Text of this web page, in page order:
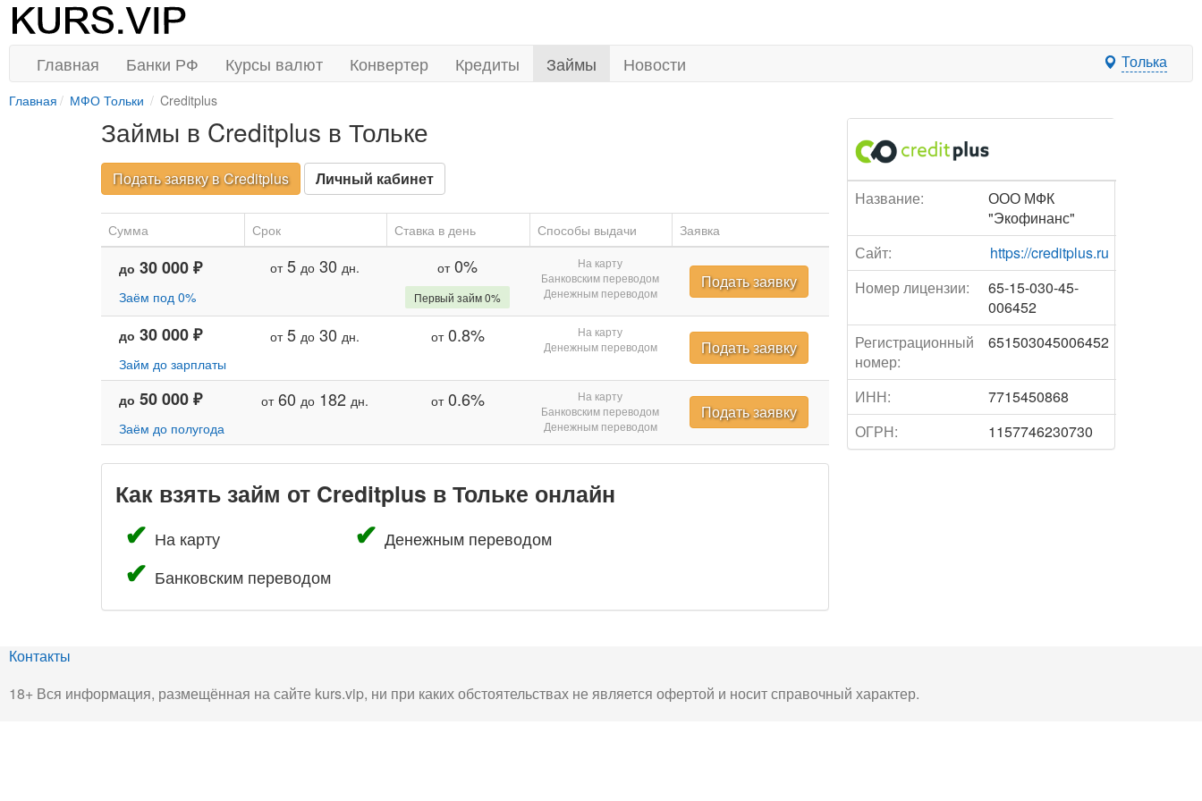
Главная Банки РФ Курсы валют Конвертер Кредиты Займы Новости Толька
Главная МФО Тольки Creditplus
Займы в Creditplus в Тольке
Подать заявку в Creditplus Личный кабинет
Сумма Срок Ставка в день Способы выдачи Заявка
до 30 000 ₽
Заём под 0%
от 5 до 30 дн. от0%
Первый займ 0%
На карту
Банковским переводом
Денежным переводом
Подать заявку
до 30 000 ₽
Займ до зарплаты
от 5 до 30 дн. от0.8%
На карту
Денежным переводом
Подать заявку
до 50 000 ₽
Заём до полугода
от 60 до 182 дн. от0.6%
На карту
Банковским переводом
Денежным переводом
Подать заявку
Как взять займ от Creditplus в Тольке онлайн
На карту
Банковским переводом
Денежным переводом
Название:
ООО МФК
"Экофинанс"
Сайт:
https://creditplus.ru
Номер лицензии:
65-15-030-45-
006452
Регистрационный
номер:
651503045006452
ИНН:
7715450868
ОГРН:
1157746230730
Контакты
18+ Вся информация, размещённая на сайте kurs.vip, ни при каких обстоятельствах не является офертой и носит справочный характер.